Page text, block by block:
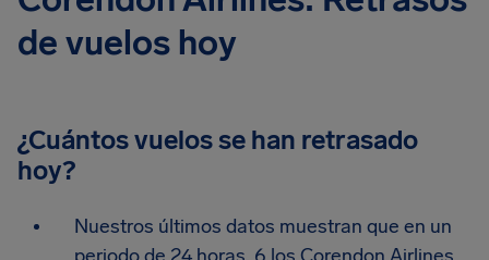
de vuelos hoy
¿Cuántos vuelos se han retrasado
hoy?
Nuestros últimos datos muestran que en un